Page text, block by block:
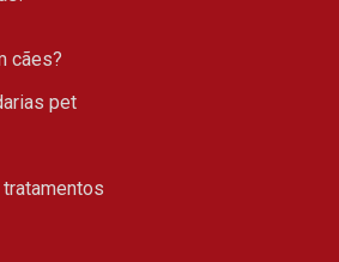
cães?
pet
tratamentos